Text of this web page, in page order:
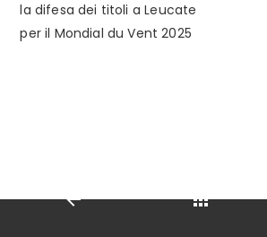
la difesa dei titoli a Leucate
per il Mondial du Vent 2025